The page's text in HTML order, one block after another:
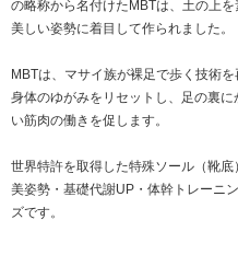
の略称から名付けたMBTは、土の上
美しい姿勢に着目して作られました。
MBTは、マサイ族が裸足で歩く技術を
身体のゆがみをリセットし、足の裏
い筋肉の働きを促します。
世界特許を取得した特殊ソール（靴底
美姿勢・基礎代謝UP・体幹トレーニ
ズです。